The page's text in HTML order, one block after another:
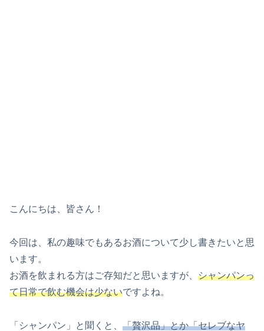
こんにちは、皆さん！
今回は、私の趣味でもあるお酒について少し書きたいと思
います。
お酒を飲まれる方はご存知だと思いますが、 シャンパンっ
て日常で飲む機会は少ないですよね。
「シャンパン」と聞くと、 「贅沢品」とか「セレブなヤ